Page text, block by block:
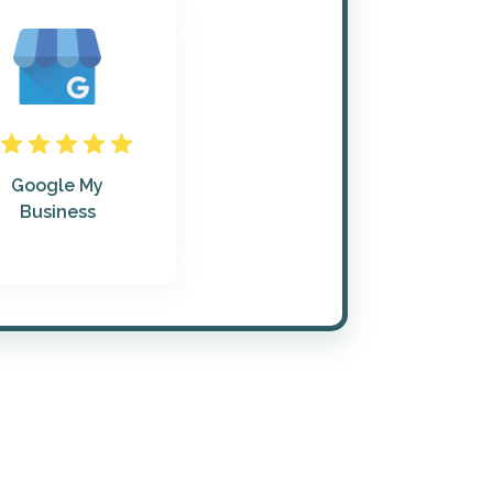
Google My
Business